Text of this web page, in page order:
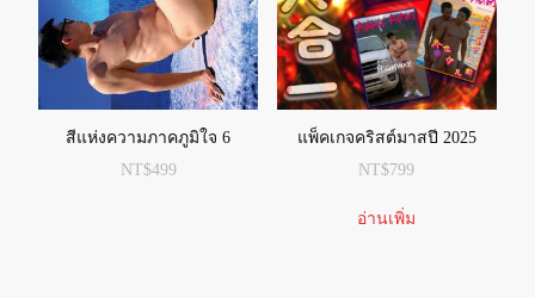
สีแห่งความภาคภูมิใจ 6
NT$499
แพ็คเกจคริสต์มาสปี 2025
NT$799
อ่านเพิ่ม